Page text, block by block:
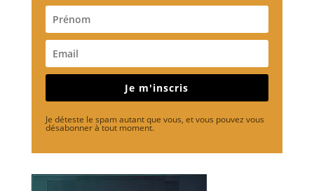
Je m'inscris
Je déteste le spam autant que vous, et vous pouvez vous
désabonner à tout moment.